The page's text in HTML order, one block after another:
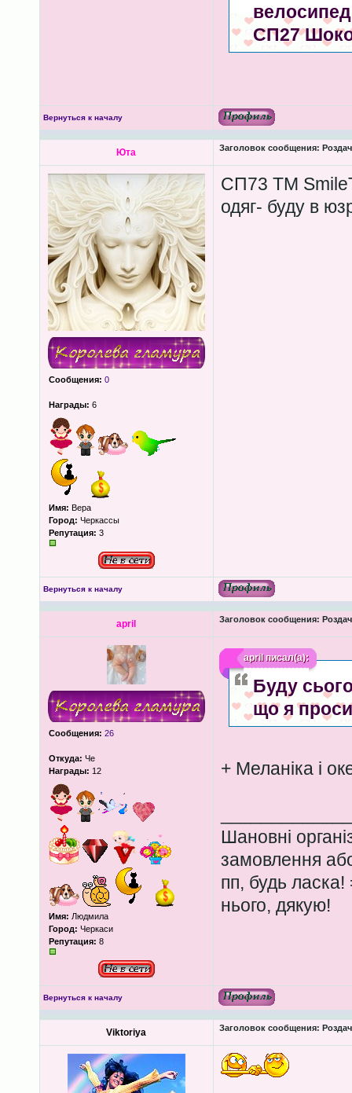
СП27
Вернуться к началу
Юта Заголовок сообщения:
Сообщения: 0
Награды: 6
Имя: Вера
Город: Черкассы
Репутация: 3
СП73 ТМ
одяг- буду в
Вернуться к началу
april Заголовок сообщения:
Сообщения: 26
Откуда: Че
Награды: 12
Имя: Людмила
Город: Черкаси
Репутация: 8
aprilписал(а):
Буду
що я
+ Меланіка і
Шановні
замовлення
пп, будь
нього, дякую!
Вернуться к началу
Viktoriya Заголовок сообщения: